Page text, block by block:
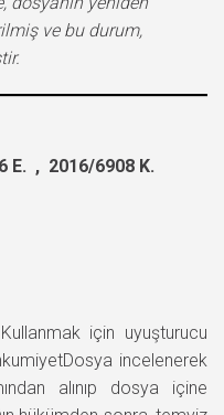
ve bu durum,
, 2016/6908 K.
için uyuşturucu
incelenerek
alınıp dosya içine